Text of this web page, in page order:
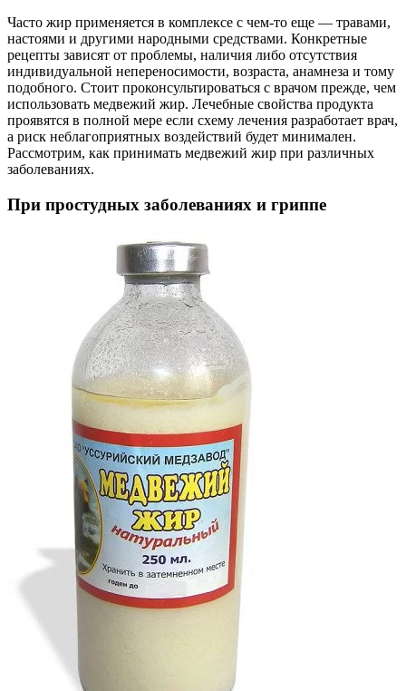
Часто жир применяется в комплексе с чем-то еще — травами,
настоями и другими народными средствами. Конкретные
рецепты зависят от проблемы, наличия либо отсутствия
индивидуальной непереносимости, возраста, анамнеза и тому
подобного. Стоит проконсультироваться с врачом прежде, чем
использовать медвежий жир. Лечебные свойства продукта
проявятся в полной мере если схему лечения разработает врач,
а риск неблагоприятных воздействий будет минимален.
Рассмотрим, как принимать медвежий жир при различных
заболеваниях.
При простудных заболеваниях и гриппе